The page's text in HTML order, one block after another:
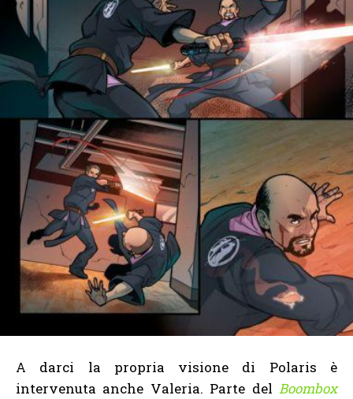
A darci la propria visione di Polaris è
intervenuta anche Valeria. Parte del Boombox